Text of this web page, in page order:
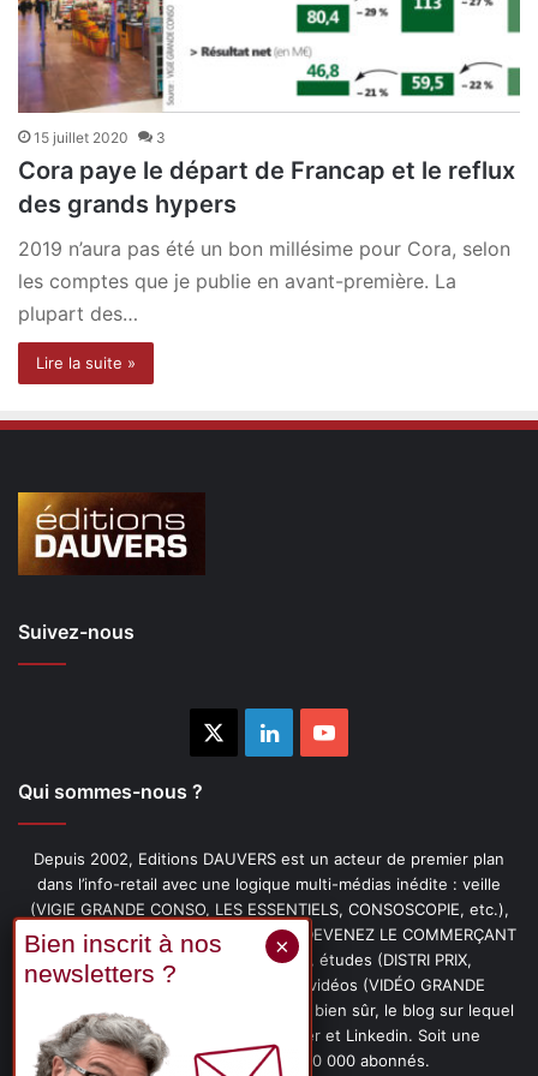
15 juillet 2020 3
Cora paye le départ de Francap et le reflux
des grands hypers
2019 n’aura pas été un bon millésime pour Cora, selon
les comptes que je publie en avant-première. La
plupart des…
Lire la suite »
Suivez-nous
LinkedinYouTube
Qui sommes-nous ?
Depuis 2002, Editions DAUVERS est un acteur de premier plan
dans l’info-retail avec une logique multi-médias inédite : veille
(VIGIE GRANDE CONSO, LES ESSENTIELS, CONSOSCOPIE, etc.),
livres (PENSER-CLIENT, IMAGE-PRIX, DEVENEZ LE COMMERÇANT
PRÉFÉRÉ DE VOS CLIENTS, etc.), études (DISTRI PRIX,
PROMOFLASH, DRIVE INSIGHTS), vidéos (VIDÉO GRANDE
CONSO), podcasts (CAFÉ CONSO) et, bien sûr, le blog sur lequel
vous êtes, ainsi que les fils Twitter et Linkedin. Soit une
communauté de plus de 150 000 abonnés.